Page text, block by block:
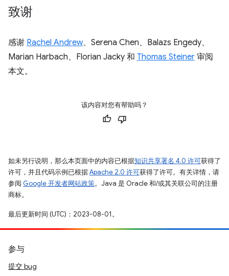
致谢
感谢 Rachel Andrew、Serena Chen、Balazs Engedy、
Marian Harbach、Florian Jacky 和 Thomas Steiner 审阅
本文。
该内容对您有帮助吗？
如未另行说明，那么本页面中的内容已根据知识共享署名 4.0 许可获得了
许可，并且代码示例已根据Apache 2.0 许可获得了许可。有关详情，请
参阅 Google 开发者网站政策。Java 是 Oracle 和/或其关联公司的注册
商标。
最后更新时间 (UTC)：2023-08-01。
参与
提交 bug